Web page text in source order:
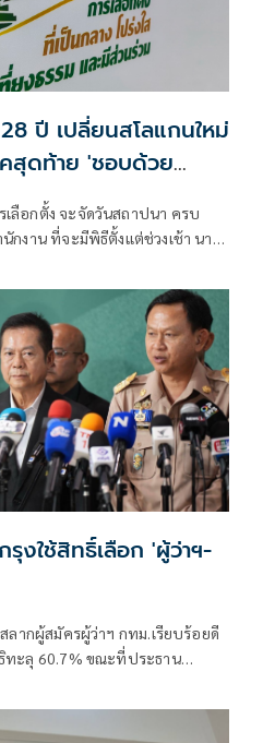
ปี เปลี่ยนสโลแกนใหม่
สุดท้าย 'ชอบด้วย
ลือกตั้ง จะจัดวันสถาปนา ครบ
วงเช้า นาย
าปนาสำนักงานคณะกรรมการการ
งใช้สิทธิ์เลือก 'ผู้ว่าฯ-
ากผู้สมัครผู้ว่าฯ กทม.เรียบร้อยดี
ทะลุ 60.7% ขณะที่ประธาน